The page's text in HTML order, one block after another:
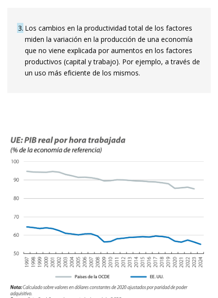
3 Los cambios en la productividad total de los factores
miden la variación en la producción de una economía
que no viene explicada por aumentos en los factores
productivos (capital y trabajo). Por ejemplo, a través de
un uso más eficiente de los mismos.